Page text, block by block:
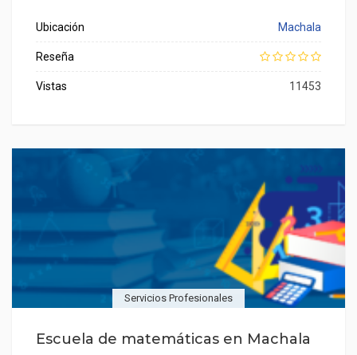
Ubicación Machala
Reseña
Vistas 11453
Servicios Profesionales
Escuela de matemáticas en Machala